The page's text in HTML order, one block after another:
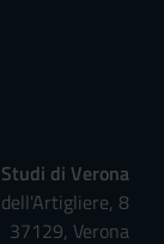
di Verona
8
37129, Verona